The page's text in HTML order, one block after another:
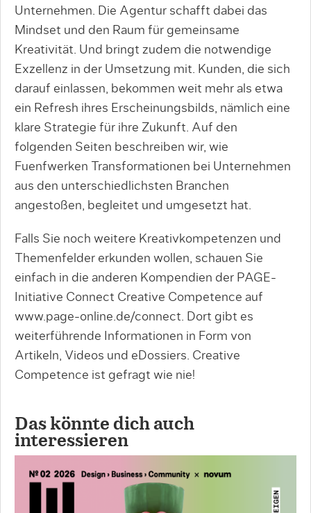
Unternehmen. Die Agentur schafft dabei das
Mindset und den Raum für gemeinsame
Kreativität. Und bringt zudem die notwendige
Exzellenz in der Umsetzung mit. Kunden, die sich
darauf einlassen, bekommen weit mehr als etwa
ein Refresh ihres Erscheinungsbilds, nämlich eine
klare Strategie für ihre Zukunft. Auf den
folgenden Seiten beschreiben wir, wie
Fuenfwerken Transformationen bei Unternehmen
aus den unterschiedlichsten Branchen
angestoßen, begleitet und umgesetzt hat.
Falls Sie noch weitere Kreativkompetenzen und
Themenfelder erkunden wollen, schauen Sie
einfach in die anderen Kompendien der PAGE-
Initiative Connect Creative Competence auf
www.page-online.de/connect. Dort gibt es
weiterführende Informationen in Form von
Artikeln, Videos und eDossiers. Creative
Competence ist gefragt wie nie!
Das könnte dich auch
interessieren